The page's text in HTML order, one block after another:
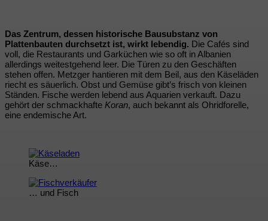
Das Zentrum, dessen historische Bausubstanz von
Plattenbauten durchsetzt ist, wirkt lebendig. Die Cafés sind
voll, die Restaurants und Garküchen wie so oft in Albanien
allerdings weitestgehend leer. Die Türen zu den Geschäften
stehen offen. Metzger hantieren mit dem Beil, aus den Käseläden
riecht es säuerlich. Obst und Gemüse gibt’s frisch von kleinen
Ständen. Fische werden lebend aus Aquarien verkauft. Dazu
gehört der schmackhafte Koran, auch bekannt als Ohridforelle,
eine endemische Art.
Käse…
… und Fisch